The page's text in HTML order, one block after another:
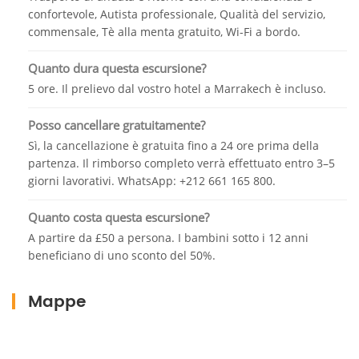
selezione di deliziosi dolcetti e pasticcini che
soddisferanno la vostra voglia di dolce.
Per garantire un'esperienza senza problemi, è
consigliabile prenotare in anticipo, soprattutto se si
ha in mente una data e un orario specifici. Questo vi
aiuterà ad assicurarvi il posto e a garantire che
possiate godervi il giro in cammello e la cena senza
alcun inconveniente.
Nel complesso, il vostro piano promette una
naturale e delizie culinarie. Godetevi il vostro giro in
cammello al tramonto nel deserto di Agafay e
l'indimenticabile esperienza culinaria al ristorante
confortevole, Autista professionale, Qualità del servizio,
commensale, Tè alla menta gratuito, Wi-Fi a bordo.
Quanto dura questa escursione?
5 ore. Il prelievo dal vostro hotel a Marrakech è incluso.
Posso cancellare gratuitamente?
Sì, la cancellazione è gratuita fino a 24 ore prima della
partenza. Il rimborso completo verrà effettuato entro 3–5
giorni lavorativi. WhatsApp: +212 661 165 800.
Quanto costa questa escursione?
A partire da £50 a persona. I bambini sotto i 12 anni
beneficiano di uno sconto del 50%.
Mappe